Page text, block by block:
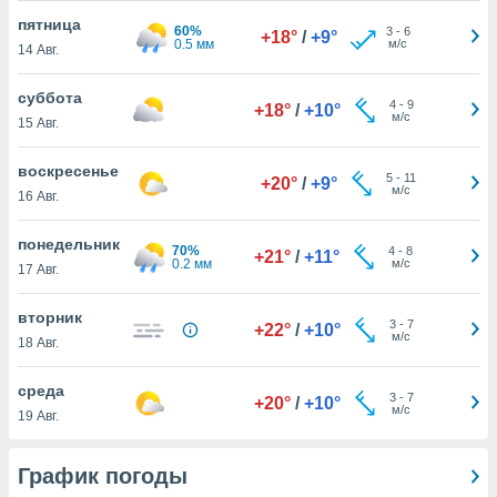
действия
на веб-
основе.
в нашей
cookie
cookie
в
нашего
ВЫ
пятница
14 Авг.
60%
0.5 мм
+18° / +9° 3- 6
м/с
суббота
15 Авг.
+18° / +10° 4- 9
м/с
воскресенье
16 Авг.
+20° / +9° 5- 11
м/с
понедельник
17 Авг.
70%
0.2 мм
+21° / +11° 4 -8
м/с
вторник
18 Авг.
+22° / +10° 3- 7
м/с
среда
19 Авг.
+20° / +10° 3- 7
м/с
График погоды